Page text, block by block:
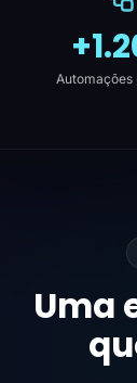
Automações
Uma